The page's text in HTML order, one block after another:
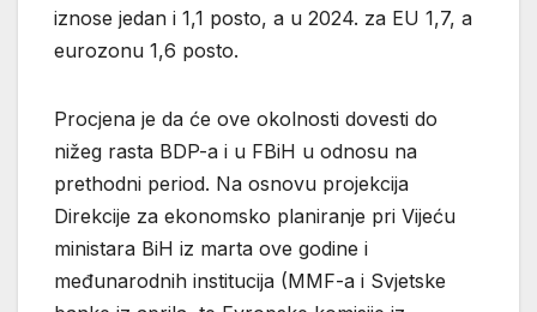
iznose jedan i 1,1 posto, a u 2024. za EU 1,7, a
eurozonu 1,6 posto.
Procjena je da će ove okolnosti dovesti do
nižeg rasta BDP-a i u FBiH u odnosu na
prethodni period. Na osnovu projekcija
Direkcije za ekonomsko planiranje pri Vijeću
ministara BiH iz marta ove godine i
međunarodnih institucija (MMF-a i Svjetske